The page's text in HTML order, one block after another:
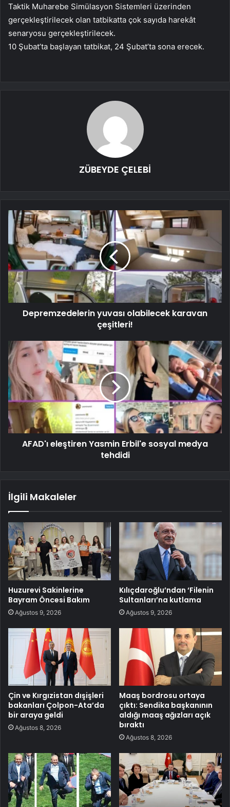
Taktik Muharebe Simülasyon Sistemleri üzerinden
gerçekleştirilecek olan tatbikatta çok sayıda harekât
senaryosu gerçekleştirilecek.
10 Şubat’ta başlayan tatbikat, 24 Şubat’ta sona erecek.
ZÜBEYDE ÇELEBİ
Depremzedelerin yuvası olabilecek karavan
çeşitleri!
AFAD'ı eleştiren Yasmin Erbil'e sosyal medya
tehdidi
İlgili Makaleler
Huzurevi Sakinlerine
Bayram Öncesi Bakım
Ağustos 9, 2026
Kılıçdaroğlu’ndan ‘Filenin
Sultanları’na kutlama
Ağustos 9, 2026
Çin ve Kırgızistan dışişleri
bakanları Çolpon-Ata’da
bir araya geldi
Ağustos 8, 2026
Maaş bordrosu ortaya
çıktı: Sendika başkanının
aldığı maaş ağızları açık
bıraktı
Ağustos 8, 2026